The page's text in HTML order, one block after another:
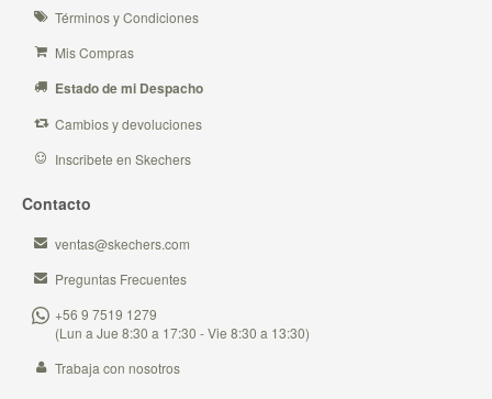
Términos y Condiciones
Mis Compras
Estado de mi Despacho
Cambios y devoluciones
Inscribete en Skechers
Contacto
ventas@skechers.com
Preguntas Frecuentes
+56 9 7519 1279
(Lun a Jue 8:30 a 17:30 - Vie 8:30 a 13:30)
Trabaja con nosotros